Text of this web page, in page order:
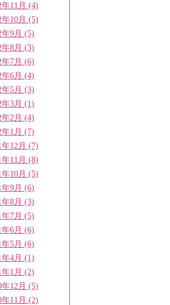
年11月 (4)
年10月 (5)
年9月 (5)
年8月 (3)
年7月 (6)
年6月 (4)
年5月 (3)
年3月 (1)
年2月 (4)
年1月 (7)
年12月 (7)
年11月 (8)
年10月 (5)
年9月 (6)
年8月 (3)
年7月 (5)
年6月 (6)
年5月 (6)
年4月 (1)
年1月 (2)
年12月 (5)
年11月 (2)